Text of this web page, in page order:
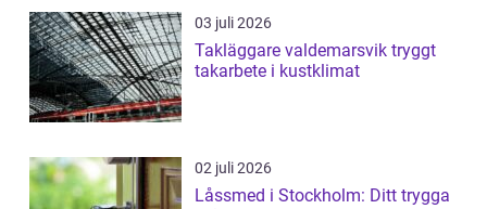
03 juli 2026
Takläggare valdemarsvik tryggt
takarbete i kustklimat
02 juli 2026
Låssmed i Stockholm: Ditt trygga